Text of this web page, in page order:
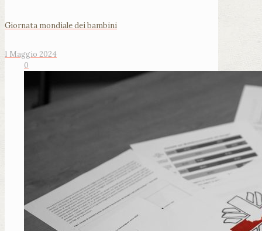
Giornata mondiale dei bambini
1 Maggio 2024
0